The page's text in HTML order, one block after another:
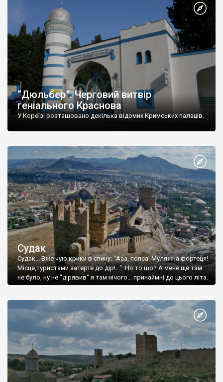
“Дюльбер”. Черговий витвір
геніального Краснова
У Кореїзі розташовано декілька відомих Кримських палаців.
Судак
Судак... Вже чую крики в спину: "Ааа, попса! Муляжна фортеця!
Місце,туристами затерте до дір!..." Но то шо? А мене ще там
не було, ну не "дірявив" я там нічого... принаймні до цього літа.